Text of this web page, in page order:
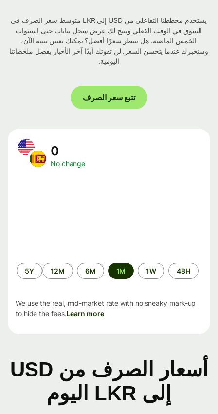
يستخدم مخططنا التفاعلي من USD إلى LKR متوسط ​​سعر الصرف في
السوق في الوقت الفعلي ويتيح لك عرض سجل بيانات حتى السنوات
الخمس الماضية. هل تنتظر سعرًا أفضل؟ يمكنك تعيين تنبيه الآن،
وسنخبرك عندما يتحسن السعر. لن تفوتك أبدًا آخر الأخبار بفضل ملخصاتنا
اليومية.
تتبع سعر الصرف
No change
الفترة
الزمنية
48H
1W
1M
6M
12M
5Y
We use the real, mid-market rate with no sneaky mark-up
to hide the fees.Learn more
أسعار الصرف من USD
إلى LKR اليوم